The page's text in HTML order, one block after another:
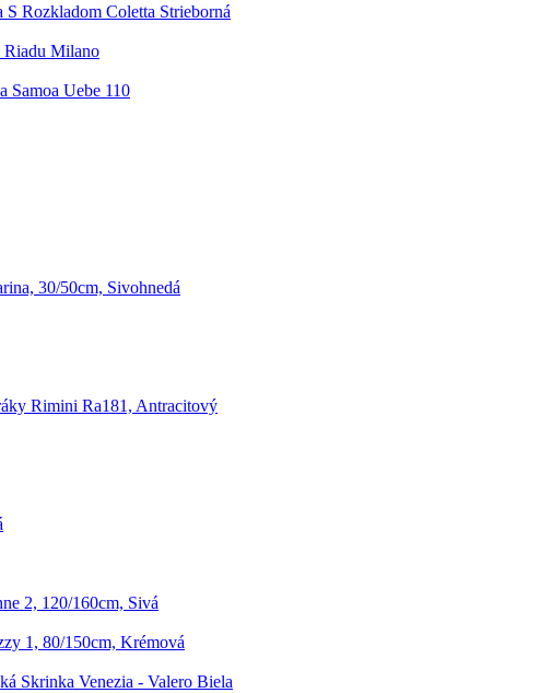
S Rozkladom Coletta Strieborná
Riadu Milano
Samoa Uebe 110
30/50cm, Sivohnedá
Rimini Ra181, Antracitový
2, 120/160cm, Sivá
1, 80/150cm, Krémová
Skrinka Venezia - Valero Biela